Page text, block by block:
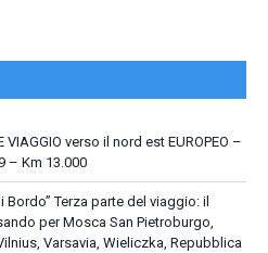
VIAGGIO verso il nord est EUROPEO –
– Km 13.000
Terza parte del viaggio: il
per Mosca San Pietroburgo,
Varsavia, Wieliczka, Repubblica